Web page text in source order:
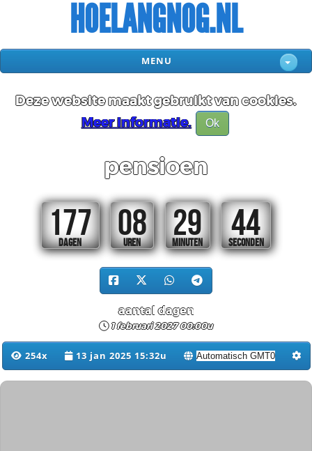
HOELANGNOG.NL
MENU
Deze website maakt gebruikt van cookies.
Meer informatie.
Ok
pensioen
177
DAGEN
08
UREN
29
MINUTEN
44
SECONDEN
aantal dagen
1 februari 2027 00:00u
254x 13 jan 2025 15:32u